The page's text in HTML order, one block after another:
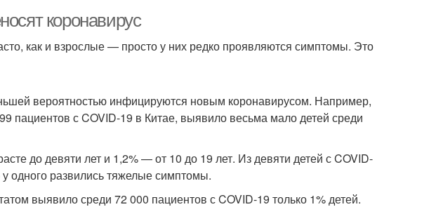
коронавирус
как и взрослые — просто у них редко проявляются симптомы. Это
вероятностью инфицируются новым коронавирусом. Например,
пациентов с COVID-19 в Китае, выявило весьма мало детей среди
до девяти лет и 1,2% — от 10 до 19 лет. Из девяти детей с COVID-
одного развились тяжелые симптомы.
выявило среди 72 000 пациентов с COVID-19 только 1% детей.